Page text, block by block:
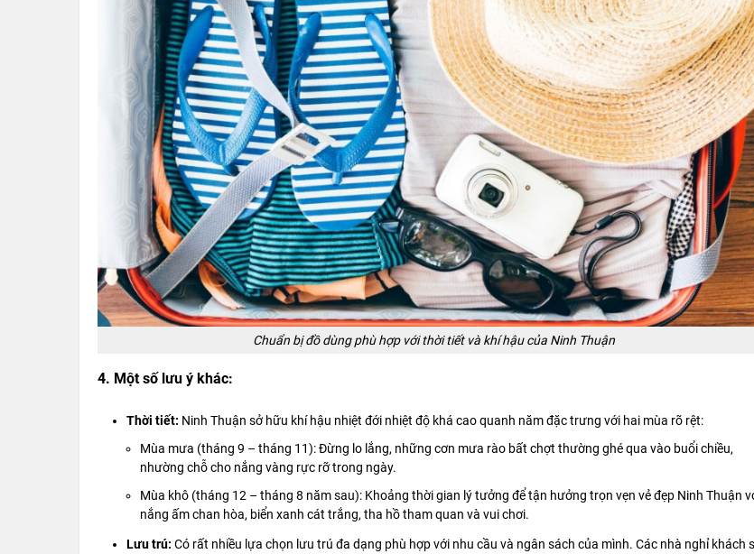
Chuẩn bị đồ dùng phù hợp với thời tiết và khí hậu của Ninh Thuận
4. Một số lưu ý khác:
Thời tiết: Ninh Thuận sở hữu khí hậu nhiệt đới nhiệt độ khá cao quanh năm đặc trưng với hai mùa rõ rệt:
Mùa mưa (tháng 9 – tháng 11): Đừng lo lắng, những cơn mưa rào bất chợt thường ghé qua vào buổi chiều,
nhường chỗ cho nắng vàng rực rỡ trong ngày.
Mùa khô (tháng 12 – tháng 8 năm sau): Khoảng thời gian lý tưởng để tận hưởng trọn vẹn vẻ đẹp Ninh Thuận
nắng ấm chan hòa, biển xanh cát trắng, tha hồ tham quan và vui chơi.
Lưu trú: Có rất nhiều lựa chọn lưu trú đa dạng phù hợp với nhu cầu và ngân sách của mình. Các nhà nghỉ khách